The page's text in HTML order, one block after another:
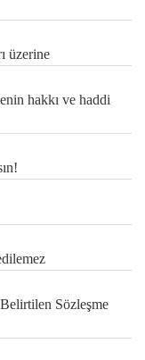
üzerine
hakkı ve haddi
Sözleşme